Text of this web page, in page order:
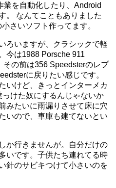
業を自動化したり、Android
。 なんてこともありました
さいソフト作ってます。
ろいますが、クラシックで軽
今は1988 Porsche 911
の前は356 Speedsterのレプ
に戻りたい感じです。
いけど、きっとインターメカ
けた奴にするんじゃないか
みたいに雨漏りさせて床に穴
いので、車庫も建てないとい
か行きませんが。自分だけの
いです。子供たち連れてる時
針のサビキつけて小さいのを